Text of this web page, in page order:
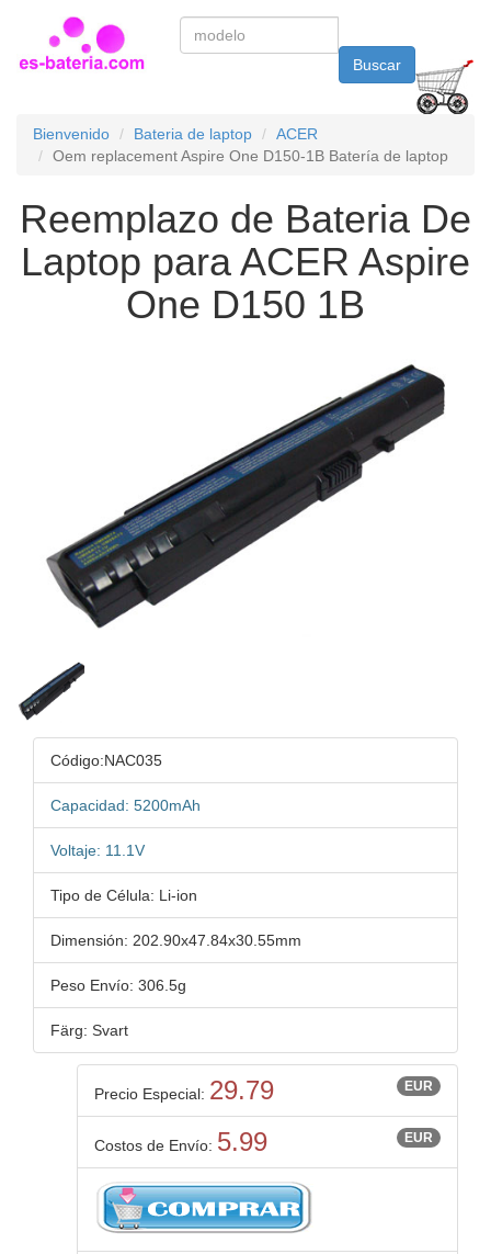
Buscar
Bienvenido Bateria de laptop
ACER
Oem replacement Aspire One D150-1B Batería de laptop
Reemplazo de Bateria De
Laptop para ACER Aspire
One D150 1B
Código:NAC035
Capacidad: 5200mAh
Voltaje: 11.1V
Tipo de Célula: Li-ion
Dimensión: 202.90x47.84x30.55mm
Peso Envío: 306.5g
Färg: Svart
Precio Especial: 29.79 EUR
Costos de Envío: 5.99 EUR